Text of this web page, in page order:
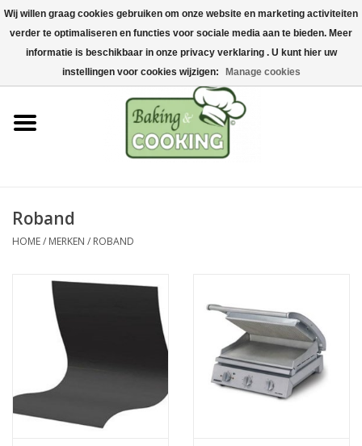
Home
Bak-& kookgerei
Machines & onderdelen
Chocolade & ijsbereiding
Hygiëne & opslag
Grondstoffen & Presentatie
Roband
HOME/ MERKEN / ROBAND
Wij willen graag cookies gebruiken om onze website en marketing activiteiten
verder te optimaliseren en functies voor sociale media aan te bieden. Meer
informatie is beschikbaar in onze privacy verklaring . U kunt hier uw
instellingen voor cookies wijzigen:
Manage cookies